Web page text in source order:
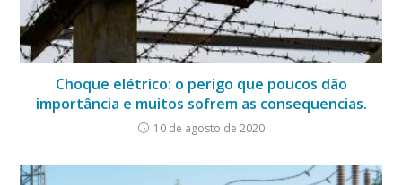
Choque elétrico: o perigo que poucos dão
importância e muitos sofrem as consequencias.
10 de agosto de 2020